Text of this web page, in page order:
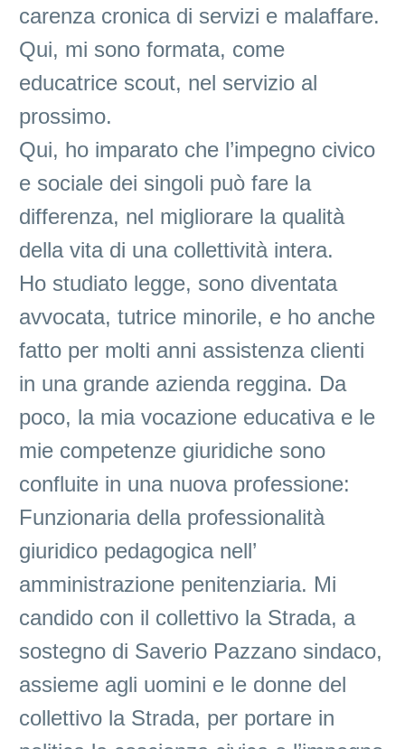
carenza cronica di servizi e malaffare.
Qui, mi sono formata, come
educatrice scout, nel servizio al
prossimo.
Qui, ho imparato che l’impegno civico
e sociale dei singoli può fare la
differenza, nel migliorare la qualità
della vita di una collettività intera.
Ho studiato legge, sono diventata
avvocata, tutrice minorile, e ho anche
fatto per molti anni assistenza clienti
in una grande azienda reggina. Da
poco, la mia vocazione educativa e le
mie competenze giuridiche sono
confluite in una nuova professione:
Funzionaria della professionalità
giuridico pedagogica nell’
amministrazione penitenziaria. Mi
candido con il collettivo la Strada, a
sostegno di Saverio Pazzano sindaco,
assieme agli uomini e le donne del
collettivo la Strada, per portare in